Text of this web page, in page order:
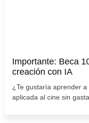
Importante: Beca
creación con IA
¿Te gustaría aprender
aplicada al cine sin